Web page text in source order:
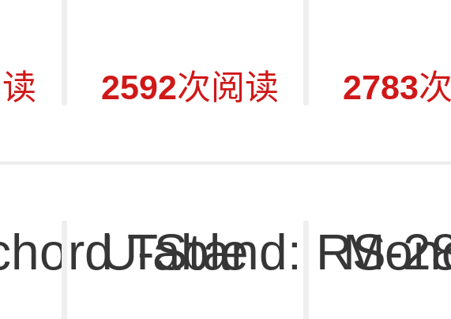
2592次阅读 2783
Table
U-Stand: RS-